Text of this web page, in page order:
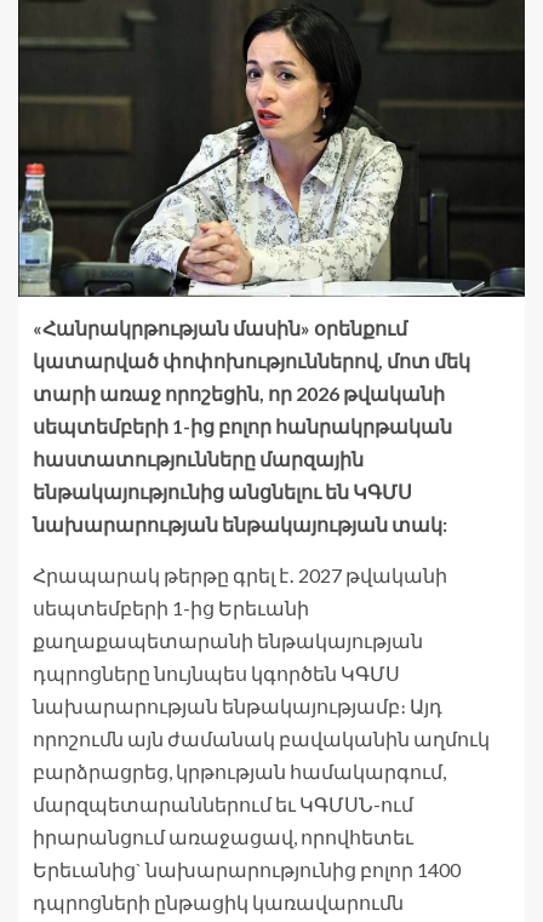
«Հանրակրթության մասին» օրենքում
կատարված փոփոխություններով, մոտ մեկ
տարի առաջ որոշեցին, որ 2026 թվականի
սեպտեմբերի 1-ից բոլոր հանրակրթական
հաստատությունները մարզային
ենթակայությունից անցնելու են ԿԳՄՍ
նախարարության ենթակայության տակ:
Հրապարակ թերթը գրել է․ 2027 թվականի
սեպտեմբերի 1-ից Երեւանի
քաղաքապետարանի ենթակայության
դպրոցները նույնպես կգործեն ԿԳՄՍ
նախարարության ենթակայությամբ։ Այդ
որոշումն այն ժամանակ բավականին աղմուկ
բարձրացրեց, կրթության համակարգում,
մարզպետարաններում եւ ԿԳՄՍՆ-ում
իրարանցում առաջացավ, որովհետեւ
Երեւանից` նախարարությունից բոլոր 1400
դպրոցների ընթացիկ կառավարումն